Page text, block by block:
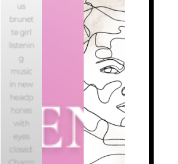
us
brunet
te girl
listenin
g
music
in new
headp
hones
with
eyes
closed.
Charm